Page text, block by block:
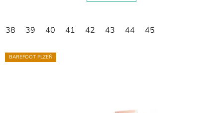
38 39 40 41 42 43 44 45
BAREFOOT PLZEŇ